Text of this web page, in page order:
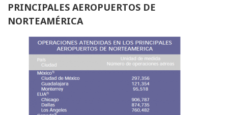
PRINCIPALES AEROPUERTOS DE
NORTEAMÉRICA